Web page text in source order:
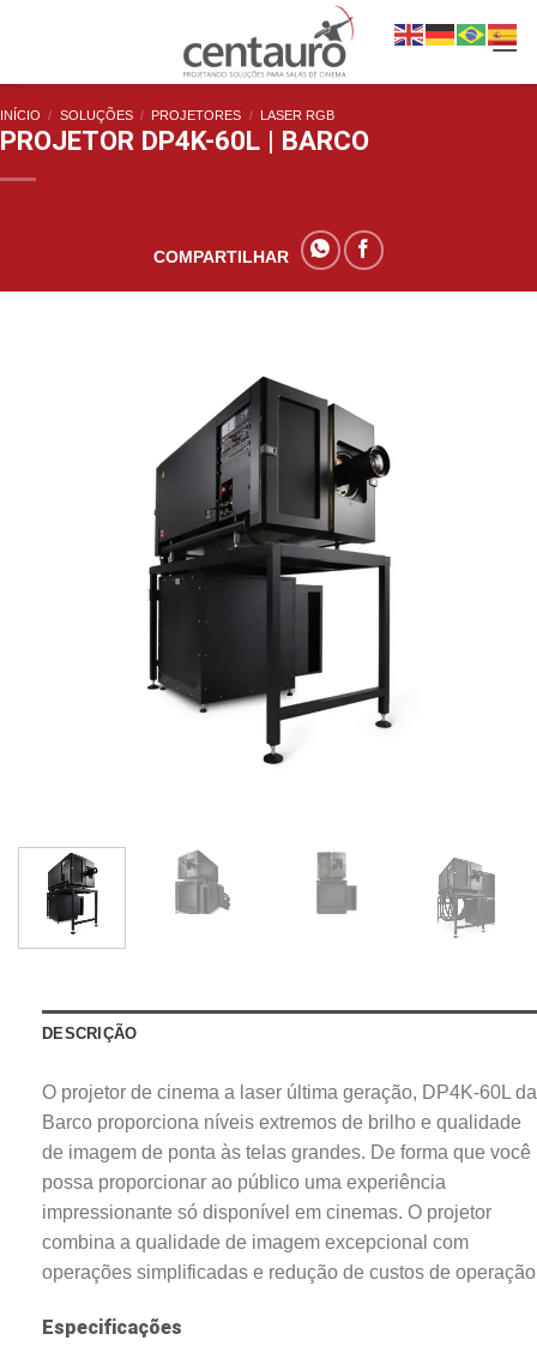
INÍCIO / SOLUÇÕES / PROJETORES / LASER RGB
PROJETOR DP4K-60L | BARCO
COMPARTILHAR
DESCRIÇÃO
O projetor de cinema a laser última geração, DP4K-60L da
Barco proporciona níveis extremos de brilho e qualidade
de imagem de ponta às telas grandes. De forma que você
possa proporcionar ao público uma experiência
impressionante só disponível em cinemas. O projetor
combina a qualidade de imagem excepcional com
operações simplificadas e redução de custos de
Especificações